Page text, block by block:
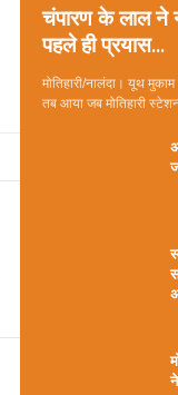
चंपारण के लाल ने
पहले ही प्रयास...
मोतिहारी/नालंदा। यूथ मुकाम
तब आया जब मोतिहारी